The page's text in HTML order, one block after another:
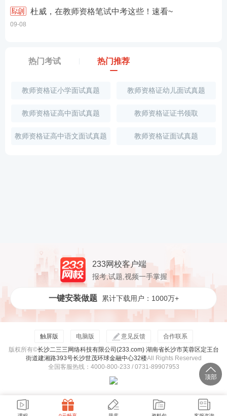
杜威，在教师资格笔试中考这些！速看~
09-08
热门考试 热门推荐
教师资格证小学面试真题 教师资格证幼儿面试真题
教师资格证高中面试真题 教师资格证证书领取
教师资格证高中语文面试真题 教师资格证面试真题
233网校客户端
报考,试题,视频一手掌握
一键安装做题 累计下载用户：1000万+
触屏版 电脑版 意见反馈
合作联系
版权所有©长沙二三三网络科技有限公司(233.com) 湖南省长沙市芙蓉区定王台
街道建湘路393号长沙世茂环球金融中心32楼All Rights Reserved
全国客服热线：4000-800-233 / 0731-89907953
顶部